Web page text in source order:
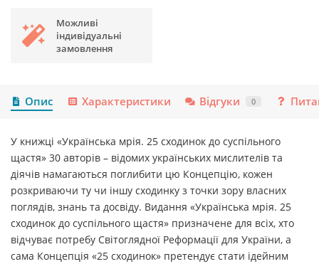
Можливі
індивідуальні
замовлення
Опис Характеристики Відгуки 0
У книжці «Українська мрія. 25 сходинок до суспільного
щастя» 30 авторів – відомих українських мислителів та
діячів намагаються поглибити цю Концепцію, кожен
розкриваючи ту чи іншу сходинку з точки зору власних
поглядів, знань та досвіду. Видання «Українська мрія. 25
сходинок до суспільного щастя» призначене для всіх, хто
відчуває потребу Світоглядної Реформації для України, а
сама Концепція «25 сходинок» претендує стати ідейним